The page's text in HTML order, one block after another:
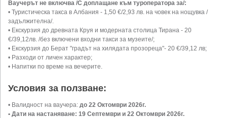
Ваучерът не включва /С доплащане към туроператора за/:
• Туристическа такса в Албания - 1,50 €/2,93 лв. на човек на нощувка /
задължителна/.
• Екскурзия до древната Круя и модерната столица Тирана - 20
€/39,12лв. /без включени входни такси за музеите/;
• Екскурзия до Берат "градът на хилядата прозореца"- 20 €/39,12 лв;
• Разходи от личен характер;
• Напитки по време на вечерите.
Условия за ползване:
• Валидност на ваучера: до 22 Октомври 2026г.
• Дати на настаняване: 19 Септември и 22 Октомври 2026г.